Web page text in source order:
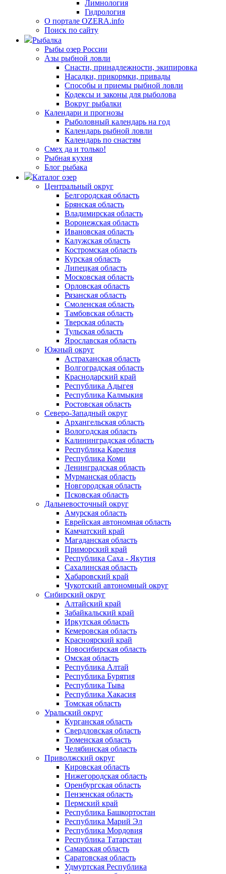
Лимнология
Гидрология
О портале OZERA.info
Поиск по сайту
Рыбалка
Рыбы озер России
Азы рыбной ловли
Снасти, принадлежности, экипировка
Насадки, прикормки, привады
Способы и приемы рыбной ловли
Кодексы и законы для рыболова
Вокруг рыбалки
Календари и прогнозы
Рыболовный календарь на год
Календарь рыбной ловли
Календарь по снастям
Смех да и только!
Рыбная кухня
Блог рыбака
Каталог озер
Центральный округ
Белгородская область
Брянская область
Владимирская область
Воронежская область
Ивановская область
Калужская область
Костромская область
Курская область
Липецкая область
Московская область
Орловская область
Рязанская область
Смоленская область
Тамбовская область
Тверская область
Тульская область
Ярославская область
Южный округ
Астраханская область
Волгоградская область
Краснодарский край
Республика Адыгея
Республика Калмыкия
Ростовская область
Северо-Западный округ
Архангельская область
Вологодская область
Калининградская область
Республика Карелия
Республика Коми
Ленинградская область
Мурманская область
Новгородская область
Псковская область
Дальневосточный округ
Амурская область
Еврейская автономная область
Камчатский край
Магаданская область
Приморский край
Республика Саха - Якутия
Сахалинская область
Хабаровский край
Чукотский автономный округ
Сибирский округ
Алтайский край
Забайкальский край
Иркутская область
Кемеровская область
Красноярский край
Новосибирская область
Омская область
Республика Алтай
Республика Бурятия
Республика Тыва
Республика Хакасия
Томская область
Уральский округ
Курганская область
Свердловская область
Тюменская область
Челябинская область
Приволжский округ
Кировская область
Нижегородская область
Оренбургская область
Пензенская область
Пермский край
Республика Башкортостан
Республика Марий Эл
Республика Мордовия
Республика Татарстан
Самарская область
Саратовская область
Удмуртская Республика